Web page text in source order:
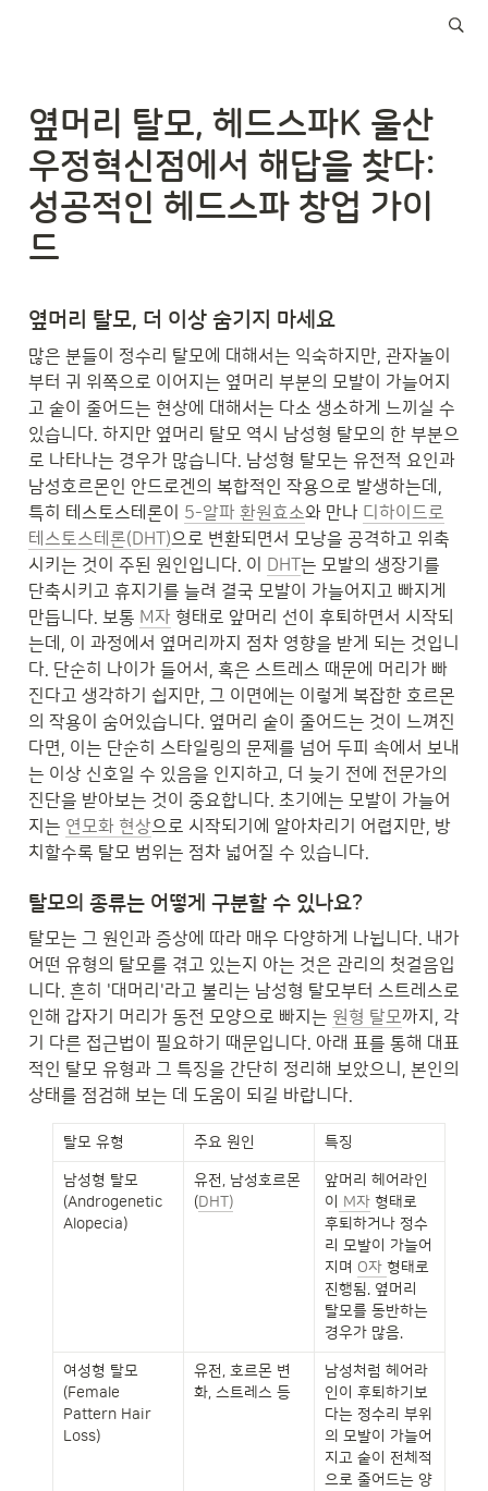
옆머리 탈모, 헤드스파K 울산
우정혁신점에서 해답을 찾다:
성공적인 헤드스파 창업 가이
드
옆머리 탈모, 더 이상 숨기지 마세요
많은 분들이 정수리 탈모에 대해서는 익숙하지만, 관자놀이
부터 귀 위쪽으로 이어지는 옆머리 부분의 모발이 가늘어지
고 숱이 줄어드는 현상에 대해서는 다소 생소하게 느끼실 수
있습니다. 하지만 옆머리 탈모 역시 남성형 탈모의 한 부분으
로 나타나는 경우가 많습니다. 남성형 탈모는 유전적 요인과
남성호르몬인 안드로겐의 복합적인 작용으로 발생하는데,
특히 테스토스테론이 5-알파 환원효소와 만나 디하이드로
테스토스테론(DHT)으로 변환되면서 모낭을 공격하고 위축
시키는 것이 주된 원인입니다. 이 DHT 는 모발의 생장기를
단축시키고 휴지기를 늘려 결국 모발이 가늘어지고 빠지게
만듭니다. 보통 M자 형태로 앞머리 선이 후퇴하면서 시작되
는데, 이 과정에서 옆머리까지 점차 영향을 받게 되는 것입니
다. 단순히 나이가 들어서, 혹은 스트레스 때문에 머리가 빠
진다고 생각하기 쉽지만, 그 이면에는 이렇게 복잡한 호르몬
의 작용이 숨어있습니다. 옆머리 숱이 줄어드는 것이 느껴진
다면, 이는 단순히 스타일링의 문제를 넘어 두피 속에서 보내
는 이상 신호일 수 있음을 인지하고, 더 늦기 전에 전문가의
진단을 받아보는 것이 중요합니다. 초기에는 모발이 가늘어
지는 연모화 현상으로 시작되기에 알아차리기 어렵지만, 방
치할수록 탈모 범위는 점차 넓어질 수 있습니다.
탈모의 종류는 어떻게 구분할 수 있나요?
탈모는 그 원인과 증상에 따라 매우 다양하게 나뉩니다. 내가
어떤 유형의 탈모를 겪고 있는지 아는 것은 관리의 첫걸음입
니다. 흔히 '대머리'라고 불리는 남성형 탈모부터 스트레스로
인해 갑자기 머리가 동전 모양으로 빠지는 원형 탈모까지, 각
기 다른 접근법이 필요하기 때문입니다. 아래 표를 통해 대표
적인 탈모 유형과 그 특징을 간단히 정리해 보았으니, 본인의
상태를 점검해 보는 데 도움이 되길 바랍니다.
탈모 유형 주요 원인 특징
남성형 탈모
(Androgenetic
Alopecia)
유전, 남성호르몬
(DHT)
앞머리 헤어라인
이
M자 형태로
후퇴하거나 정수
리 모발이 가늘어
지며 O자 형태로
진행됨. 옆머리
탈모를 동반하는
경우가 많음.
여성형 탈모
(Female
Pattern Hair
Loss)
유전, 호르몬 변
화, 스트레스 등
남성처럼 헤어라
인이 후퇴하기보
다는 정수리 부위
의 모발이 가늘어
지고 숱이 전체적
으로 줄어드는 양